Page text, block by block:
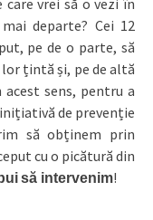
departe? Cei 12
pe de o parte, să
țintă și, pe de altă
sens, pentru a
de prevenție
să obținem prin
cu o picătură din
să intervenim!